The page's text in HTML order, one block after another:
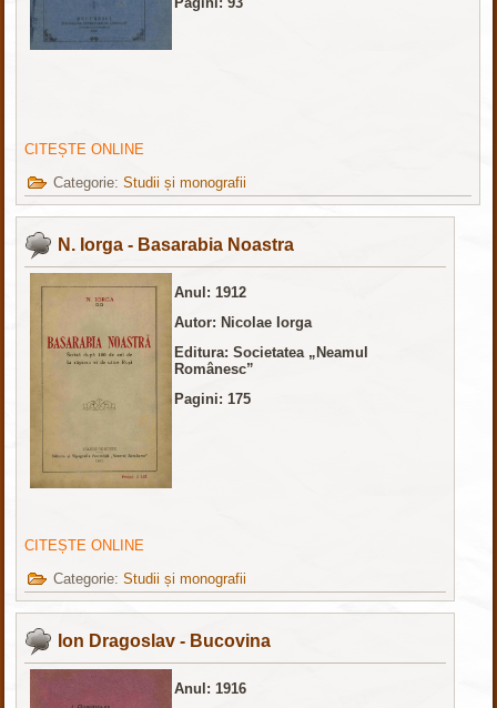
CITEȘTE ONLINE
Categorie:Studii și monografii
N. Iorga - Basarabia Noastra
Anul: 1912
Autor: Nicolae Iorga
Editura: Societatea „Neamul
Românesc”
Pagini: 175
CITEȘTE ONLINE
Categorie:Studii și monografii
Ion Dragoslav - Bucovina
Anul: 1916